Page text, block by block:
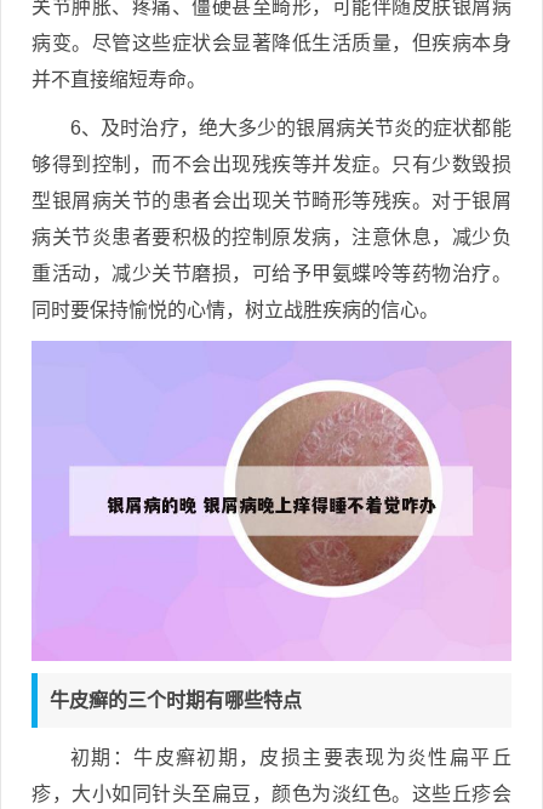
关节肿胀、疼痛、僵硬甚至畸形，可能伴随皮肤银屑病
病变。尽管这些症状会显著降低生活质量，但疾病本身
并不直接缩短寿命。
6、及时治疗，绝大多少的银屑病关节炎的症状都能
够得到控制，而不会出现残疾等并发症。只有少数毁损
型银屑病关节的患者会出现关节畸形等残疾。对于银屑
病关节炎患者要积极的控制原发病，注意休息，减少负
重活动，减少关节磨损，可给予甲氨蝶呤等药物治疗。
同时要保持愉悦的心情，树立战胜疾病的信心。
牛皮癣的三个时期有哪些特点
初期：牛皮癣初期，皮损主要表现为炎性扁平丘
疹，大小如同针头至扁豆，颜色为淡红色。这些丘疹会